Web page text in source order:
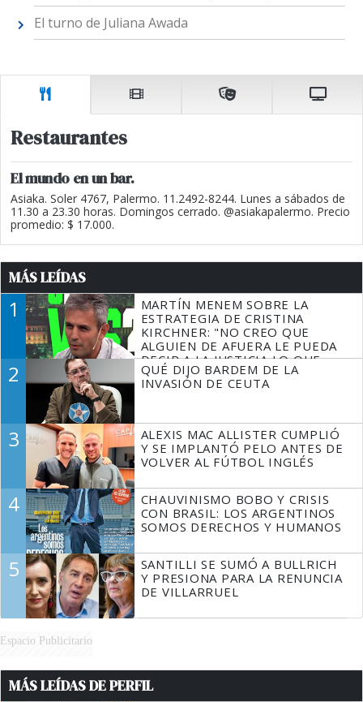
El turno de Juliana Awada
Restaurantes
El mundo en un bar.
Asiaka. Soler 4767, Palermo. 11.2492-8244. Lunes a sábados de
11.30 a 23.30 horas. Domingos cerrado. @asiakapalermo. Precio
promedio: $ 17.000.
MÁS LEÍDAS
1
MARTÍN MENEM SOBRE LA
ESTRATEGIA DE CRISTINA
KIRCHNER: "NO CREO QUE
ALGUIEN DE AFUERA LE PUEDA
DECIR A LA JUSTICIA LO QUE
TIENE QUE HACER"
2
QUÉ DIJO BARDEM DE LA
INVASIÓN DE CEUTA
3
ALEXIS MAC ALLISTER CUMPLIÓ
Y SE IMPLANTÓ PELO ANTES DE
VOLVER AL FÚTBOL INGLÉS
4
CHAUVINISMO BOBO Y CRISIS
CON BRASIL: LOS ARGENTINOS
SOMOS DERECHOS Y HUMANOS
5
SANTILLI SE SUMÓ A BULLRICH
Y PRESIONA PARA LA RENUNCIA
DE VILLARRUEL
Espacio Publicitario
MÁS LEÍDAS DE PERFIL